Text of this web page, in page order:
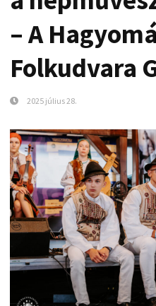
– A
Folkudvara
2025 július 28.